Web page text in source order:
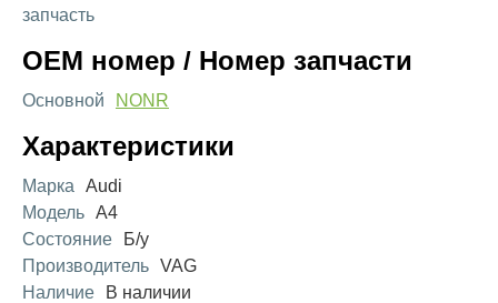
запчасть
OEM номер / Номер запчасти
Основной NONR
Характеристики
Марка
Audi
Модель A4
Состояние
Б/у
Производитель VAG
Наличие
В наличии